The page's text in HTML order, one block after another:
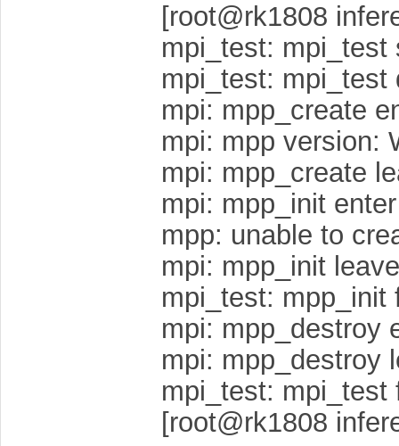
[root@rk1808
mpi_test: mpi_test
mpi_test: mpi_test
mpi: mpp_create
mpi: mpp version:
mpi: mpp_create
mpi: mpp_init
mpp: unable to
mpi: mpp_init
mpi_test: mpp_init
mpi: mpp_destroy
mpi: mpp_destroy
mpi_test: mpi_test
[root@rk1808